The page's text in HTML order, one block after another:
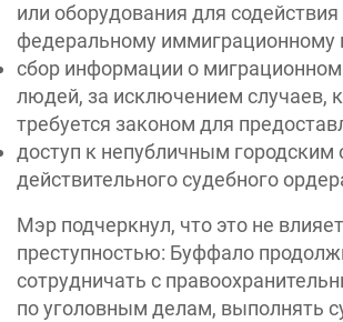
или оборудования для содействия
федеральному иммиграционному
сбор информации о миграционном
людей, за исключением случаев,
требуется законом для
доступ к непубличным городским
действительного судебного
Мэр подчеркнул, что это не
преступностью: Буффало
сотрудничать с
по уголовным делам, выполнять